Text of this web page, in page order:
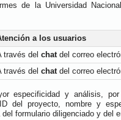
de la Universidad
a los usuarios
través del chatdel correo
través del chatdel correo
especificidad y análisis,
del proyecto, nombre y
formulario diligenciado y del